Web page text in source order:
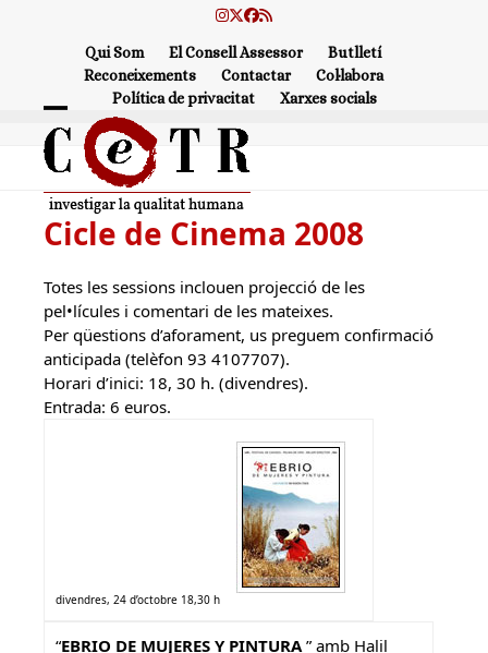
Instagram
Twitter
Facebook
RSS
Qui Som El Consell Assessor
Butlletí
Reconeixements
Contactar
Col·labora
Política de privacitat
Xarxes socials
Open
mobile
menu
Close
mobile
menu
Cicle de Cinema 2008
Totes les sessions inclouen projecció de les
pel•lícules i comentari de les mateixes.
Per qüestions d’aforament, us preguem confirmació
anticipada (telèfon 93 4107707).
Horari d’inici: 18, 30 h. (divendres).
Entrada: 6 euros.
divendres, 24 d’octobre 18,30 h
“EBRIO DE MUJERES Y PINTURA” amb Halil